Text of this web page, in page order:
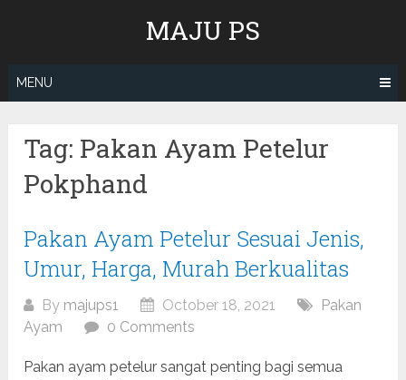
MAJU PS
MENU
Tag: Pakan Ayam Petelur
Pokphand
Pakan Ayam Petelur Sesuai Jenis,
Umur, Harga, Murah Berkualitas
By majups1 October 18, 2021
Pakan
Ayam
0 Comments
Pakan ayam petelur sangat penting bagi semua